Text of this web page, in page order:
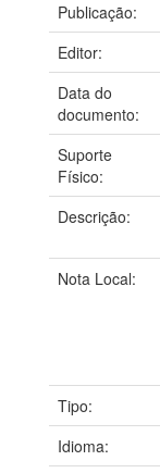
Publicação:
Editor:
Data do
documento:
Suporte
Físico:
Descrição:
Nota Local:
Tipo:
Idioma: